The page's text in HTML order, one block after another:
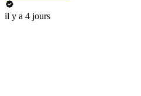
il y a 4 jours